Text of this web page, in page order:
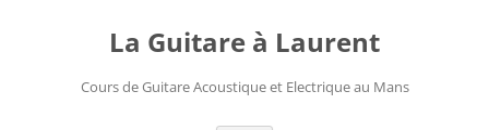
La Guitare à Laurent
Cours de Guitare Acoustique et Electrique au Mans